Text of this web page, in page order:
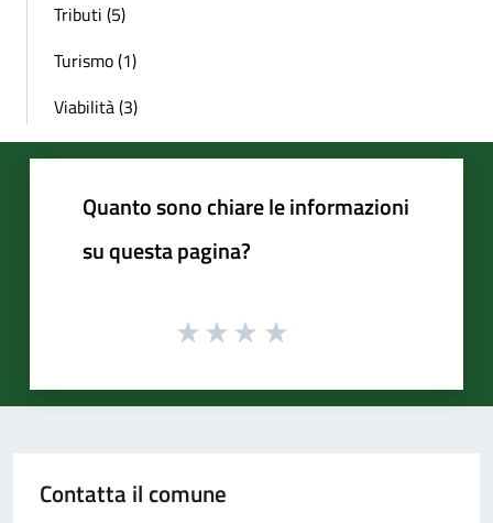
Tributi (5)
Turismo (1)
Viabilità (3)
Quanto sono chiare le informazioni
su questa pagina?
Contatta il comune